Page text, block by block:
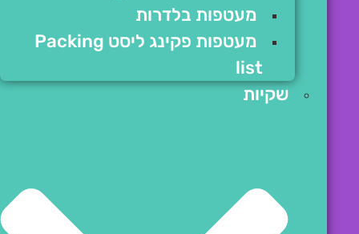
מעטפות בלדרות
מעטפות פקינג ליסט Packing
list
שקיות